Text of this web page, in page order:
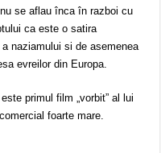
se aflau înca în razboi cu
ca este o satira
naziamului si de asemenea
evreilor din Europa.
primul film „vorbit” al lui
foarte mare.